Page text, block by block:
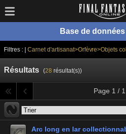
Base de
Filtres : | Carnet d'artisanat>Orfèvre>Objets
Résultats (28 résultat(s))
Page 1 / 1
Arc long en lar